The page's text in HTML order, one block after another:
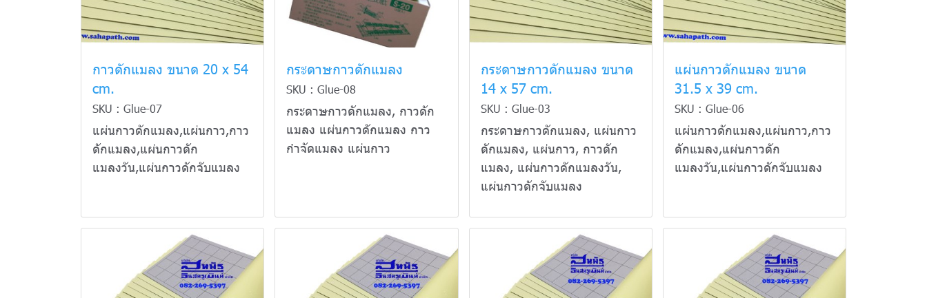
กาวดักแมลง ขนาด 20 x 54
cm.
SKU : Glue-07
แผ่นกาวดักแมลง,แผ่นกาว,กาว
ดักแมลง,แผ่นกาวดัก
แมลงวัน,แผ่นกาวดักจับแมลง
กระดาษกาวดักแมลง
SKU : Glue-08
กระดาษกาวดักแมลง, กาวดัก
แมลง แผ่นกาวดักแมลง กาว
กำจัดแมลง แผ่นกาว
กระดาษกาวดักแมลง ขนาด
14 x 57 cm.
SKU : Glue-03
กระดาษกาวดักแมลง, แผ่นกาว
ดักแมลง, แผ่นกาว, กาวดัก
แมลง, แผ่นกาวดักแมลงวัน,
แผ่นกาวดักจับแมลง
แผ่นกาวดักแมลง ขนาด
31.5 x 39 cm.
SKU : Glue-06
แผ่นกาวดักแมลง,แผ่นกาว,กาว
ดักแมลง,แผ่นกาวดัก
แมลงวัน,แผ่นกาวดักจับแมลง